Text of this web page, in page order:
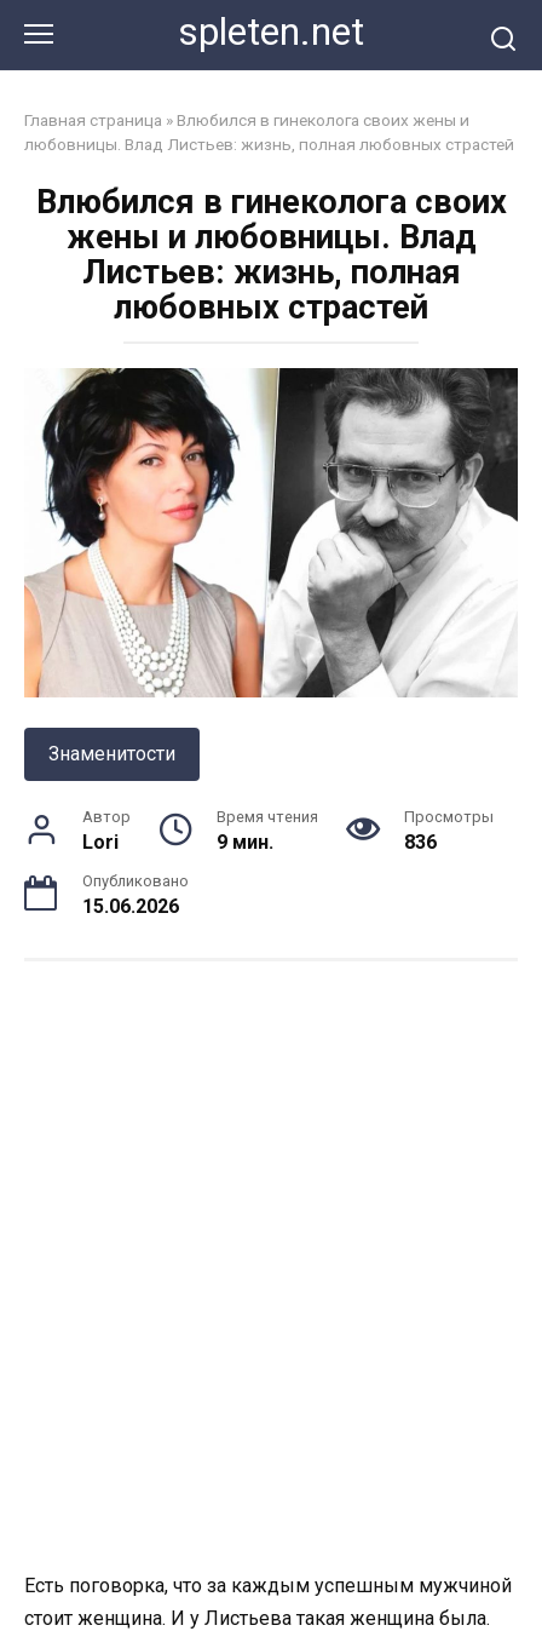
контенту
spleten.net
Главная страница » Влюбился в гинеколога своих жены и
любовницы. Влад Листьев: жизнь, полная любовных страстей
Влюбился в гинеколога своих
жены и любовницы. Влад
Листьев: жизнь, полная
любовных страстей
Знаменитости
Автор
Lori
Время чтения
9 мин.
Просмотры
836
Опубликовано
15.06.2026
Есть поговорка, что за каждым успешным мужчиной
стоит женщина. И у Листьева такая женщина была.